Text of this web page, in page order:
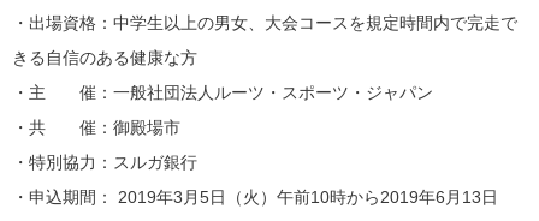
・出場資格：中学生以上の男女、大会コースを規定時間内で完走で
きる自信のある健康な方
・主 催：一般社団法人ルーツ・スポーツ・ジャパン
・共 催：御殿場市
・特別協力：スルガ銀行
・申込期間： 2019年3月5日（火）午前10時から2019年6月13日